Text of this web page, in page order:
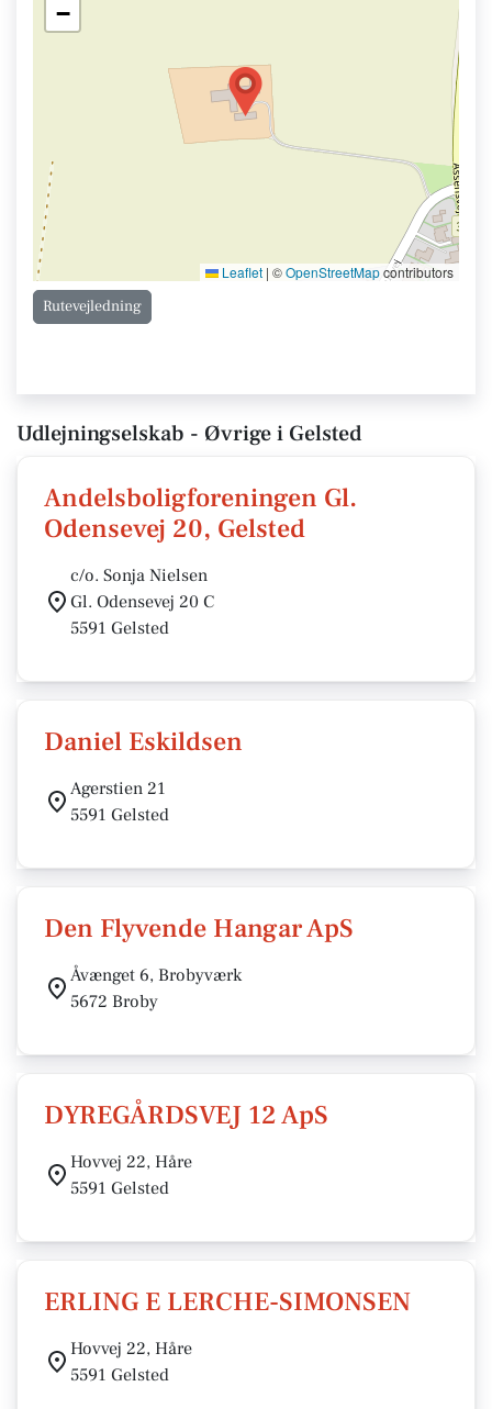
−
Leaflet | ©OpenStreetMapcontributors
Rutevejledning
Udlejningselskab - Øvrige i Gelsted
Andelsboligforeningen Gl.
Odensevej 20, Gelsted
c/o. Sonja Nielsen
Gl. Odensevej 20 C
5591 Gelsted
Daniel Eskildsen
Agerstien 21
5591 Gelsted
Den Flyvende Hangar ApS
Åvænget 6, Brobyværk
5672 Broby
DYREGÅRDSVEJ 12 ApS
Hovvej 22, Håre
5591 Gelsted
ERLING E LERCHE-SIMONSEN
Hovvej 22, Håre
5591 Gelsted